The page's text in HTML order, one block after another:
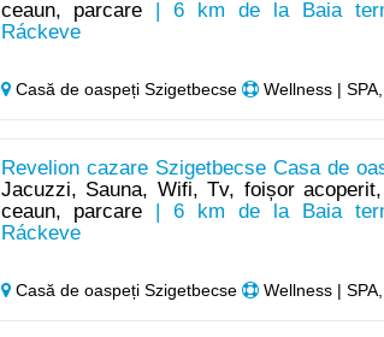
ceaun, parcare | 6 km de la Baia
Ráckeve
Casă de oaspeți Szigetbecse Wellness |
Revelion cazare Szigetbecse Casa de
Jacuzzi, Sauna, Wifi, Tv, foișor
ceaun, parcare | 6 km de la Baia
Ráckeve
Casă de oaspeți Szigetbecse Wellness |